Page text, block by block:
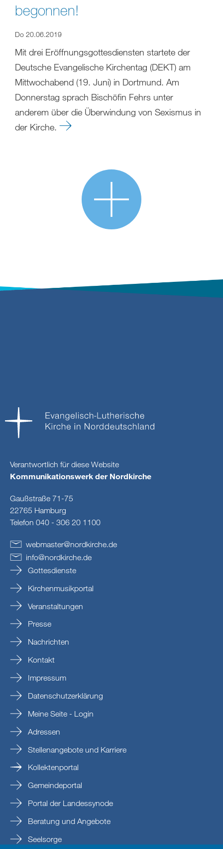
begonnen!
Do 20.06.2019
Mit drei Eröffnungsgottesdiensten startete der
Deutsche Evangelische Kirchentag (DEKT) am
Mittwochabend (19. Juni) in Dortmund. Am
Donnerstag sprach Bischöfin Fehrs unter
anderem über die Überwindung von Sexismus in
der Kirche.
Verantwortlich für diese Website
Kommunikationswerk der Nordkirche
Gaußstraße 71-75
22765 Hamburg
Telefon 040 - 306 20 1100
webmaster@nordkirche.de
info@nordkirche.de
Gottesdienste
Kirchenmusikportal
Veranstaltungen
Presse
Nachrichten
Kontakt
Impressum
Datenschutzerklärung
Meine Seite - Login
Adressen
Stellenangebote und Karriere
Kollektenportal
Gemeindeportal
Portal der Landessynode
Beratung und Angebote
Seelsorge